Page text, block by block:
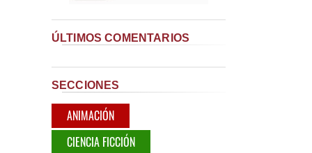
ÚLTIMOS COMENTARIOS
SECCIONES
ANIMACIÓN
CIENCIA FICCIÓN